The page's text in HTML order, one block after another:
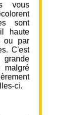
vous
sont
haute
ou par
C'est
malgré
ci.